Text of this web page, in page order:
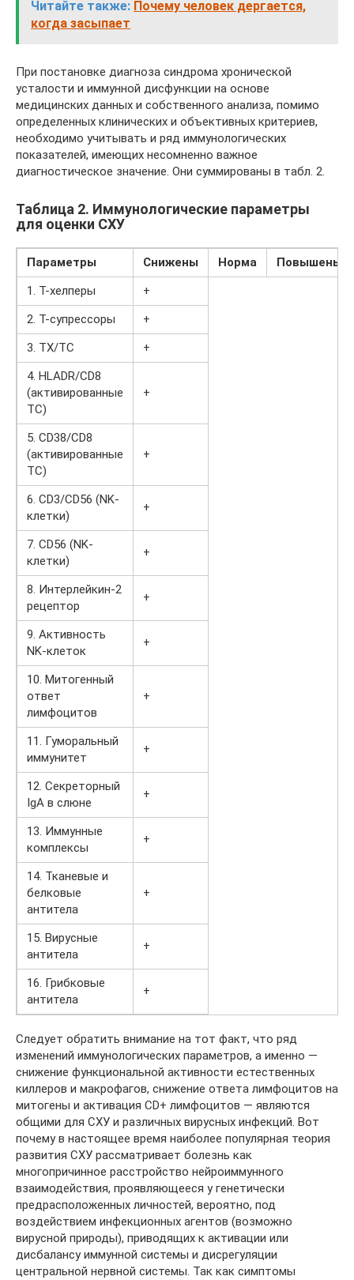
Читайте также: Почему человек дергается,
когда засыпает
При постановке диагноза синдрома хронической
усталости и иммунной дисфункции на основе
медицинских данных и собственного анализа, помимо
определенных клинических и объективных критериев,
необходимо учитывать и ряд иммунологических
показателей, имеющих несомненно важное
диагностическое значение. Они суммированы в табл. 2.
Таблица 2. Иммунологические параметры
для оценки СХУ
Параметры Снижены Норма
Повышены
1. Т-хелперы
+
2. Т-супресcоры
+
3. ТХ/ТС
+
4. HLADR/CD8
(активированные
ТС)
+
5. CD38/CD8
(активированные
ТС)
+
6. CD3/CD56 (NK-
клетки)
+
7. CD56 (NK-
клетки)
+
8. Интерлейкин-2
рецептор
+
9. Активность
NK-клеток
+
10. Митогенный
ответ
лимфоцитов
+
11. Гуморальный
иммунитет
+
12. Секреторный
IgA в слюне
+
13. Иммунные
комплексы
+
14. Тканевые и
белковые
антитела
+
15. Вирусные
антитела
+
16. Грибковые
антитела
+
Следует обратить внимание на тот факт, что ряд
изменений иммунологических параметров, а именно —
снижение функциональной активности естественных
киллеров и макрофагов, снижение ответа лимфоцитов на
митогены и активация CD+ лимфоцитов — являются
общими для СХУ и различных вирусных инфекций. Вот
почему в настоящее время наиболее популярная теория
развития СХУ рассматривает болезнь как
многопричинное расстройство нейроиммунного
взаимодействия, проявляющееся у генетически
предрасположенных личностей, вероятно, под
воздействием инфекционных агентов (возможно
вирусной природы), приводящих к активации или
дисбалансу иммунной системы и дисрегуляции
центральной нервной системы. Так как симптомы